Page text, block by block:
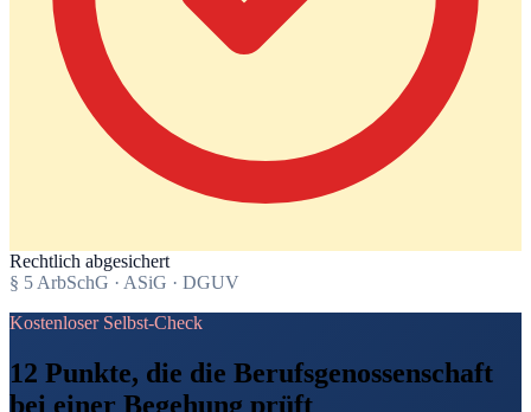
Rechtlich abgesichert
§ 5 ArbSchG · ASiG · DGUV
Kostenloser Selbst-Check
12 Punkte, die die Berufsgenossenschaft
bei einer Begehung prüft